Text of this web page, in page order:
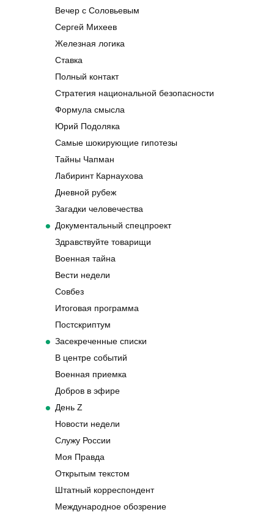
Вечер с Соловьевым
Сергей Михеев
Железная логика
Ставка
Полный контакт
Стратегия национальной безопасности
Формула смысла
Юрий Подоляка
Самые шокирующие гипотезы
Тайны Чапман
Лабиринт Карнаухова
Дневной рубеж
Загадки человечества
Документальный спецпроект
Здравствуйте товарищи
Военная тайна
Вести недели
Совбез
Итоговая программа
Постскриптум
Засекреченные списки
В центре событий
Военная приемка
Добров в эфире
День Z
Новости недели
Служу России
Моя Правда
Открытым текстом
Штатный корреспондент
Международное обозрение